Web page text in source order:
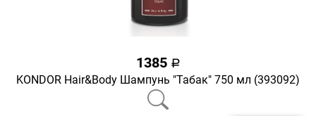
1385 a
KONDOR Hair&Body Шампунь "Табак" 750 мл (393092)